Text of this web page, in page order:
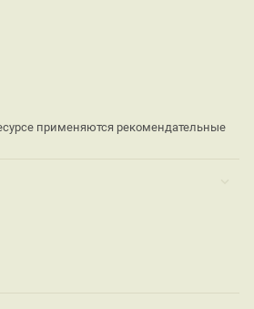
применяются рекомендательные